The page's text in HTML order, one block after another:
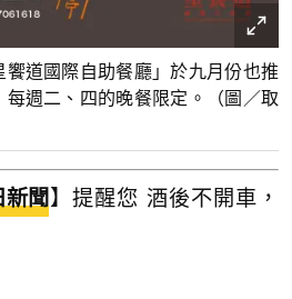
道國際自助餐廳」於九月份也推
週二、四的晚餐限定。（圖／取
聞 】提醒您 酒後不開車，